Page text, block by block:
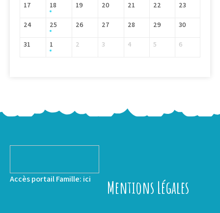
17 18 19 20 21 22 23
24 25 26 27 28 29 30
31 1 2 3 4 5 6
Accès portail Famille: ici Mentions Légales